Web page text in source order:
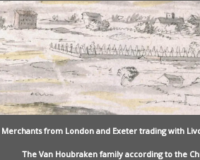
Merchants from London and Exeter trading with
The Van Houbraken family according to the